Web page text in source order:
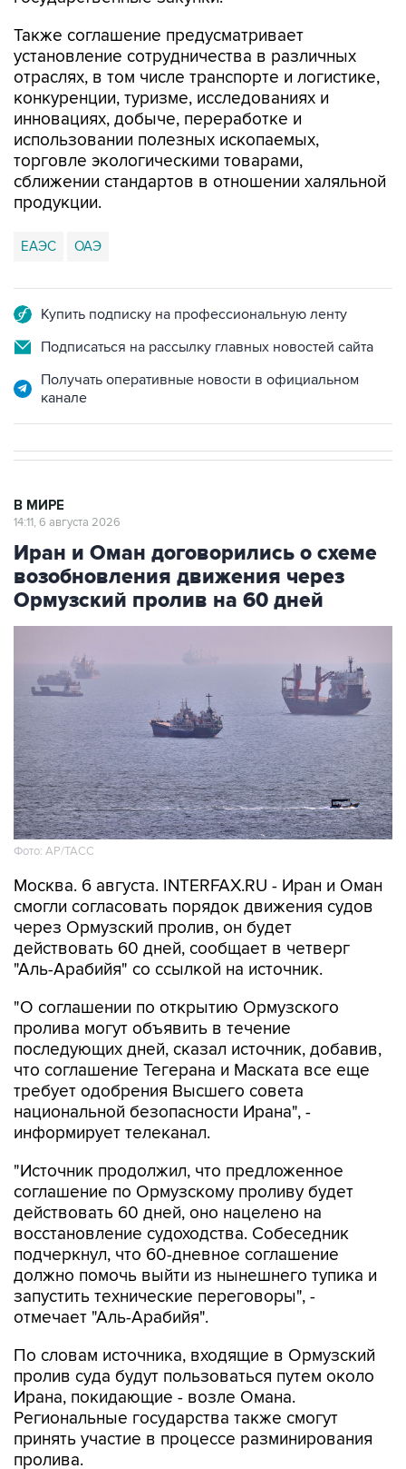
Также соглашение предусматривает
установление сотрудничества в различных
отраслях, в том числе транспорте и логистике,
конкуренции, туризме, исследованиях и
инновациях, добыче, переработке и
использовании полезных ископаемых,
торговле экологическими товарами,
сближении стандартов в отношении халяльной
продукции.
ЕАЭС ОАЭ
Купить подписку на профессиональную ленту
Подписаться на рассылку главных новостей сайта
Получать оперативные новости в официальном
канале
В МИРЕ
14:11, 6 августа 2026
Иран и Оман договорились о схеме
возобновления движения через
Ормузский пролив на 60 дней
Фото: AP/ТАСС
Москва. 6 августа. INTERFAX.RU - Иран и Оман
смогли согласовать порядок движения судов
через Ормузский пролив, он будет
действовать 60 дней, сообщает в четверг
"Аль-Арабийя" со ссылкой на источник.
"О соглашении по открытию Ормузского
пролива могут объявить в течение
последующих дней, сказал источник, добавив,
что соглашение Тегерана и Маската все еще
требует одобрения Высшего совета
национальной безопасности Ирана", -
информирует телеканал.
"Источник продолжил, что предложенное
соглашение по Ормузскому проливу будет
действовать 60 дней, оно нацелено на
восстановление судоходства. Собеседник
подчеркнул, что 60-дневное соглашение
должно помочь выйти из нынешнего тупика и
запустить технические переговоры", -
отмечает "Аль-Арабийя".
По словам источника, входящие в Ормузский
пролив суда будут пользоваться путем около
Ирана, покидающие - возле Омана.
Региональные государства также смогут
принять участие в процессе разминирования
пролива.